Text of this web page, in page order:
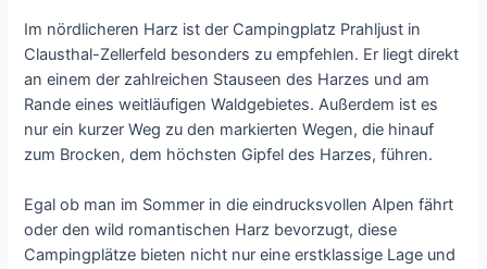
Im nördlicheren Harz ist der Campingplatz Prahljust in
Clausthal-Zellerfeld besonders zu empfehlen. Er liegt direkt
an einem der zahlreichen Stauseen des Harzes und am
Rande eines weitläufigen Waldgebietes. Außerdem ist es
nur ein kurzer Weg zu den markierten Wegen, die hinauf
zum Brocken, dem höchsten Gipfel des Harzes, führen.
Egal ob man im Sommer in die eindrucksvollen Alpen fährt
oder den wild romantischen Harz bevorzugt, diese
Campingplätze bieten nicht nur eine erstklassige Lage und